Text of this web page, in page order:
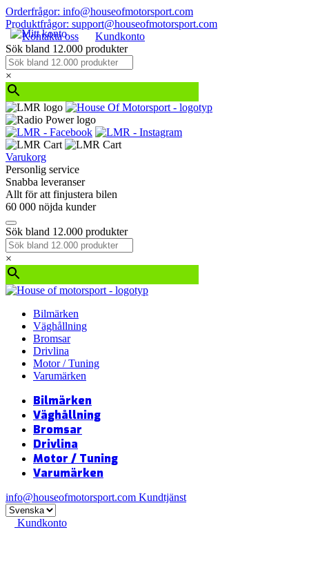
Orderfrågor: info@houseofmotorsport.com
Produktfrågor: support@houseofmotorsport.com
Kontakta oss
Kundkonto
Sök bland 12.000 produkter
×
Varukorg
Personlig service
Snabba leveranser
Allt för att finjustera bilen
60 000 nöjda kunder
Sök bland 12.000 produkter
×
Bilmärken
Väghållning
Bromsar
Drivlina
Motor / Tuning
Varumärken
Bilmärken
Väghållning
Bromsar
Drivlina
Motor / Tuning
Varumärken
info@houseofmotorsport.com Kundtjänst
Kundkonto